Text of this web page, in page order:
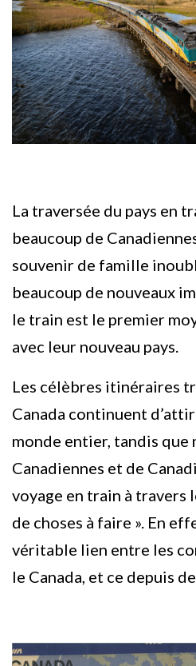
La traversée du pays en
beaucoup de
souvenir de famille
beaucoup de nouveaux
le train est le premier
avec leur nouveau pays.
Les célèbres itinéraires
Canada continuent
monde entier, tandis que
Canadiennes et de
voyage en train à travers
de choses à faire ». En
véritable lien entre les
le Canada, et ce depuis